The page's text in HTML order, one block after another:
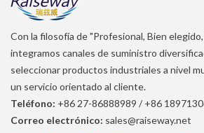
Con la filosofía de "Profesional, Bien
integramos canales de suministro
seleccionar productos industriales a nivel
un servicio orientado al cliente.
Teléfono: +86 27-86888989 / +86
Correo electrónico: sales@raiseway.net